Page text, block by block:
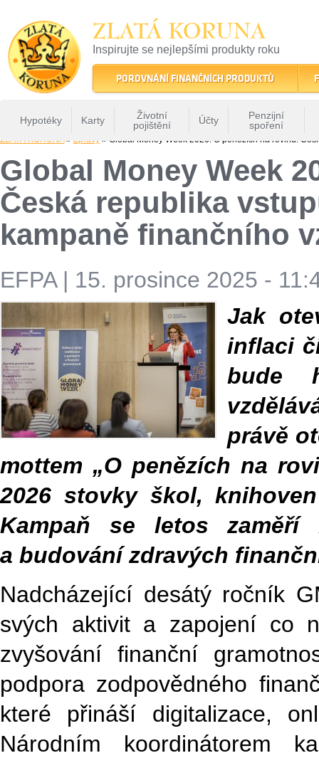
ZLATÁ KORUNA
Inspirujte se nejlepšími produkty roku
22 let tradice a kvality na finančním trhu
POROVNÁNÍ FINANČNÍCH PRODUKTŮ
Hypotéky Karty
Životní
pojištění
Účty
Penzijní
spoření
ZLATÁ KORUNA» Zprávy » Global Money Week 2026: O penězích na rovinu.
Global Money Week
Česká republika
kampaně finančního
EFPA| 15. prosince 2025 -
Jak
inflaci
bude
právě
mottem „O penězích na
2026 stovky škol,
Kampaň se letos zaměří
a budování zdravých
Nadcházející desátý ročník
svých aktivit a zapojení co
zvyšování finanční
podpora zodpovědného
které přináší digitalizace,
Národním koordinátorem